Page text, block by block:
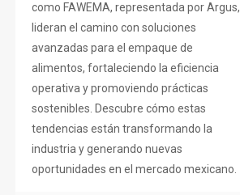
como FAWEMA, representada por Argus,
lideran el camino con soluciones
avanzadas para el empaque de
alimentos, fortaleciendo la eficiencia
operativa y promoviendo prácticas
sostenibles. Descubre cómo estas
tendencias están transformando la
industria y generando nuevas
oportunidades en el mercado mexicano.